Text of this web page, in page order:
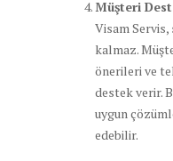
Müşteri
Visam
kalmaz.
önerileri ve
destek verir.
uygun
edebilir.